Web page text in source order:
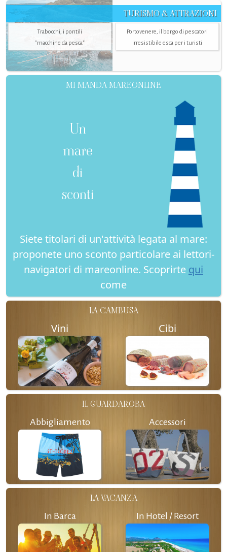
TURISMO & ATTRAZIONI
Trabocchi, i pontili
"macchine da pesca"
Portovenere, il borgo di pescatori
irresistibile esca per i turisti
MI MANDA MAREONLINE
Un
mare
di
sconti
Siete titolari di un'attività legata al mare:
proponete uno sconto particolare ai lettori-
navigatori di mareonline. Scoprirte qui
come
LA CAMBUSA
Vini Cibi
IL GUARDAROBA
Abbigliamento Accessori
LA VACANZA
In Barca In Hotel / Resort